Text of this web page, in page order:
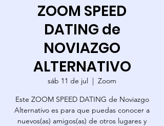
ZOOM SPEED
DATING de
NOVIAZGO
ALTERNATIVO
sáb 11 de jul
  |
Zoom
Este ZOOM SPEED DATING de Noviazgo
Alternativo es para que puedas conocer a
nuevos(as) amigos(as) de otros lugares y